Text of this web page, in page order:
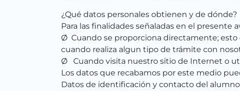
¿Qué datos personales obtienen y de dónde?
Para las finalidades señaladas en el presente
Ø Cuando se proporciona directamente; esto
cuando realiza algun tipo de trámite con
Ø Cuando visita nuestro sitio de Internet o
Los datos que recabamos por este medio
Datos de identificación y contacto del